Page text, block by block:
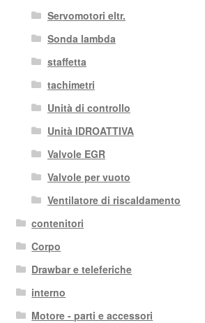
Servomotori eltr.
Sonda lambda
staffetta
tachimetri
Unità di controllo
Unità IDROATTIVA
Valvole EGR
Valvole per vuoto
Ventilatore di riscaldamento
contenitori
Corpo
Drawbar e teleferiche
interno
Motore - parti e accessori